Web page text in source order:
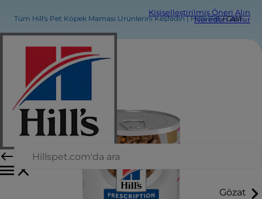
Kişiselleştirilmiş Öneri Alın
Nereden Alınır
Gözat
Tüm Hill's Pet Köpek Maması Ürünlerini Keşfedin | Hill's Pet Gastrointestinal Biome Köpek Güveci